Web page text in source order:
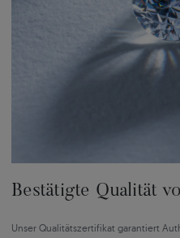
Bestätigte Qualität
Unser Qualitätszertifikat garantiert